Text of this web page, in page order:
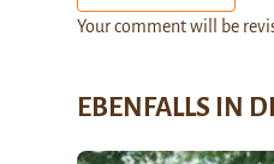
Your comment will be
EBENFALLS IN